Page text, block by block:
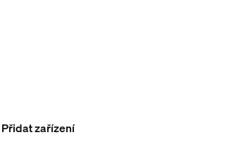
Přidat zařízení